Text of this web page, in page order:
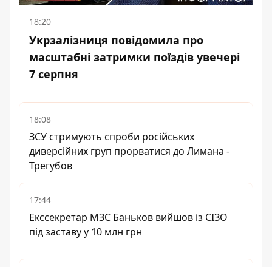
18:20
Укрзалізниця повідомила про
масштабні затримки поїздів увечері
7 серпня
18:08
ЗСУ стримують спроби російських
диверсійних груп прорватися до Лимана -
Трегубов
17:44
Екссекретар МЗС Баньков вийшов із СІЗО
під заставу у 10 млн грн